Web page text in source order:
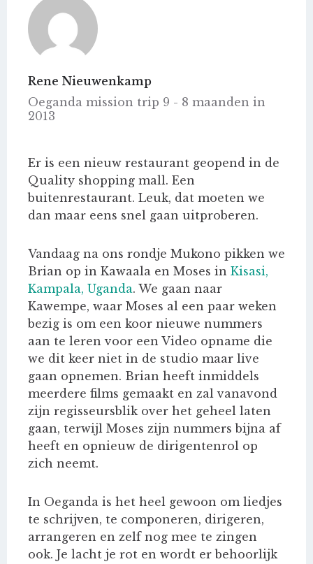
Rene Nieuwenkamp
Oeganda mission trip 9 - 8 maanden in
2013
Er is een nieuw restaurant geopend in de
Quality shopping mall. Een
buitenrestaurant. Leuk, dat moeten we
dan maar eens snel gaan uitproberen.
Vandaag na ons rondje Mukono pikken we
Brian op in Kawaala en Moses in Kisasi,
Kampala, Uganda. We gaan naar
Kawempe, waar Moses al een paar weken
bezig is om een koor nieuwe nummers
aan te leren voor een Video opname die
we dit keer niet in de studio maar live
gaan opnemen. Brian heeft inmiddels
meerdere films gemaakt en zal vanavond
zijn regisseursblik over het geheel laten
gaan, terwijl Moses zijn nummers bijna af
heeft en opnieuw de dirigentenrol op
zich neemt.
In Oeganda is het heel gewoon om liedjes
te schrijven, te componeren, dirigeren,
arrangeren en zelf nog mee te zingen
ook. Je lacht je rot en wordt er behoorlijk